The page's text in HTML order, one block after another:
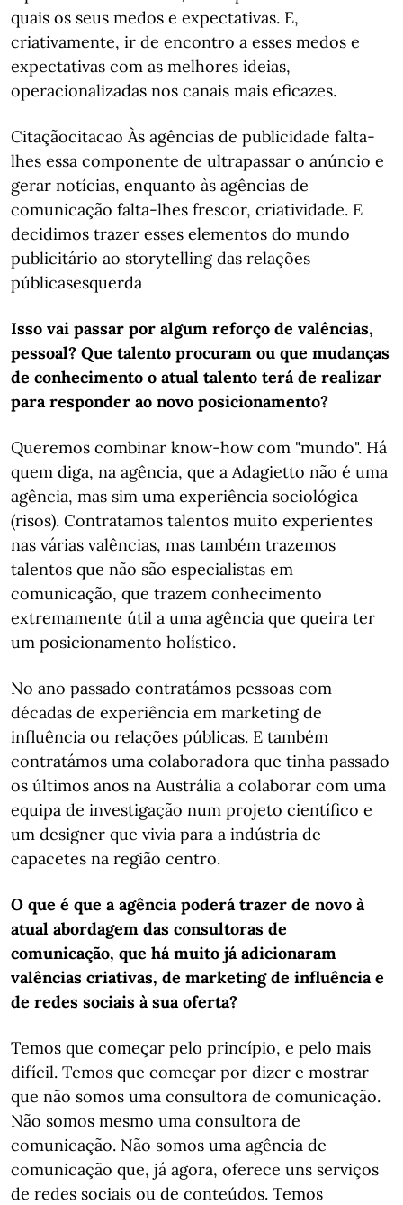
quais os seus medos e expectativas. E,
criativamente, ir de encontro a esses medos e
expectativas com as melhores ideias,
operacionalizadas nos canais mais eficazes.
Citaçãocitacao Às agências de publicidade falta-
lhes essa componente de ultrapassar o anúncio e
gerar notícias, enquanto às agências de
comunicação falta-lhes frescor, criatividade. E
decidimos trazer esses elementos do mundo
publicitário ao storytelling das relações
públicasesquerda
Isso vai passar por algum reforço de valências,
pessoal? Que talento procuram ou que mudanças
de conhecimento o atual talento terá de realizar
para responder ao novo posicionamento?
Queremos combinar know-how com "mundo". Há
quem diga, na agência, que a Adagietto não é uma
agência, mas sim uma experiência sociológica
(risos). Contratamos talentos muito experientes
nas várias valências, mas também trazemos
talentos que não são especialistas em
comunicação, que trazem conhecimento
extremamente útil a uma agência que queira ter
um posicionamento holístico.
No ano passado contratámos pessoas com
décadas de experiência em marketing de
influência ou relações públicas. E também
contratámos uma colaboradora que tinha passado
os últimos anos na Austrália a colaborar com uma
equipa de investigação num projeto científico e
um designer que vivia para a indústria de
capacetes na região centro.
O que é que a agência poderá trazer de novo à
atual abordagem das consultoras de
comunicação, que há muito já adicionaram
valências criativas, de marketing de influência e
de redes sociais à sua oferta?
Temos que começar pelo princípio, e pelo mais
difícil. Temos que começar por dizer e mostrar
que não somos uma consultora de comunicação.
Não somos mesmo uma consultora de
comunicação. Não somos uma agência de
comunicação que, já agora, oferece uns serviços
de redes sociais ou de conteúdos. Temos